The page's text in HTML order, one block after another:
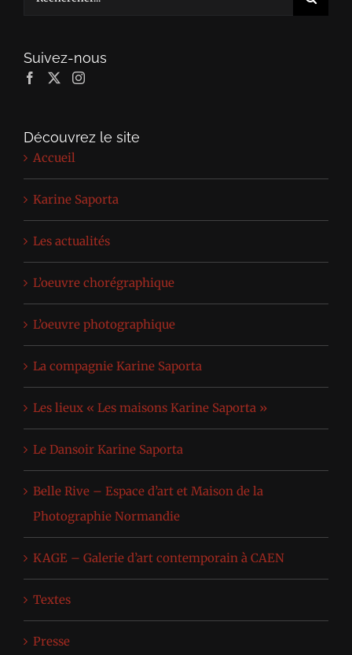
Suivez-nous
Découvrez le site
Accueil
Karine Saporta
Les actualités
L’oeuvre chorégraphique
L’oeuvre photographique
La compagnie Karine Saporta
Les lieux « Les maisons Karine Saporta »
Le Dansoir Karine Saporta
Belle Rive – Espace d’art et Maison de la
Photographie Normandie
KAGE – Galerie d’art contemporain à CAEN
Textes
Presse